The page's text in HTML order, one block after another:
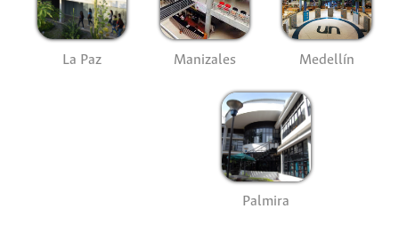
La Paz Manizales Medellín
Palmira